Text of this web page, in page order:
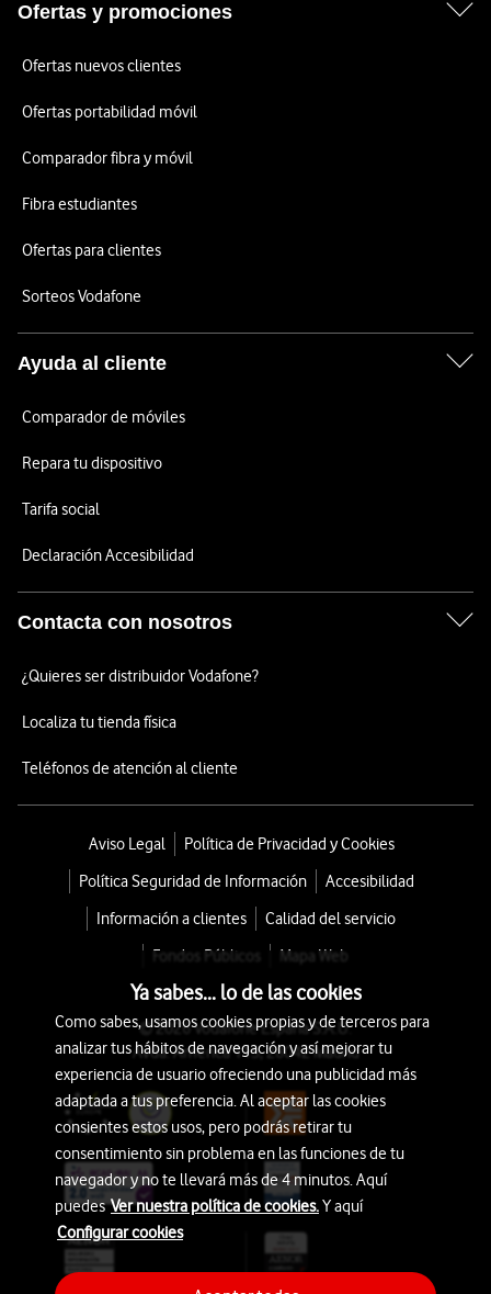
Ofertas y promociones
Ofertas nuevos clientes
Ofertas portabilidad móvil
Comparador fibra y móvil
Fibra estudiantes
Ofertas para clientes
Sorteos Vodafone
Ayuda al cliente
Comparador de móviles
Repara tu dispositivo
Tarifa social
Declaración Accesibilidad
Contacta con nosotros
¿Quieres ser distribuidor Vodafone?
Localiza tu tienda física
Teléfonos de atención al cliente
Aviso Legal
Política de Privacidad y Cookies
Política Seguridad de Información
Accesibilidad
Información a clientes
Calidad del servicio
Fondos Públicos
Mapa Web
© 2026 Vodafone España S.A.U.
Avda. América 115, 28042 Madrid
Ya sabes... lo de las cookies
Como sabes, usamos cookies propias y de terceros para
analizar tus hábitos de navegación y así mejorar tu
experiencia de usuario ofreciendo una publicidad más
adaptada a tus preferencia. Al aceptar las cookies
consientes estos usos, pero podrás retirar tu
consentimiento sin problema en las funciones de tu
navegador y no te llevará más de 4 minutos. Aquí
puedesVer nuestra política de cookies.Y aquí
Configurar cookies